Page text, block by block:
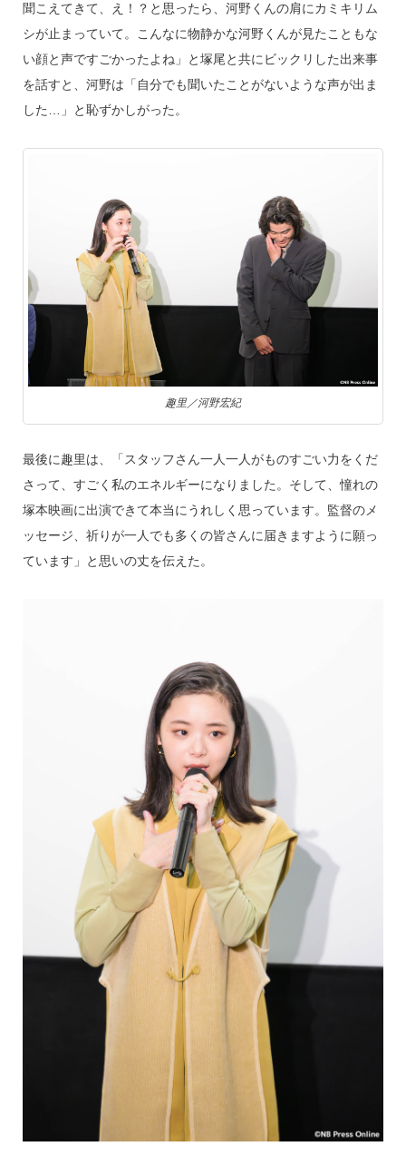
聞こえてきて、え！？と思ったら、河野くんの肩にカミキリム
シが止まっていて。こんなに物静かな河野くんが見たこともな
い顔と声ですごかったよね」と塚尾と共にビックリした出来事
を話すと、河野は「自分でも聞いたことがないような声が出ま
した…」と恥ずかしがった。
趣里／河野宏紀
最後に趣里は、「スタッフさん一人一人がものすごい力をくだ
さって、すごく私のエネルギーになりました。そして、憧れの
塚本映画に出演できて本当にうれしく思っています。監督のメ
ッセージ、祈りが一人でも多くの皆さんに届きますように願っ
ています」と思いの丈を伝えた。